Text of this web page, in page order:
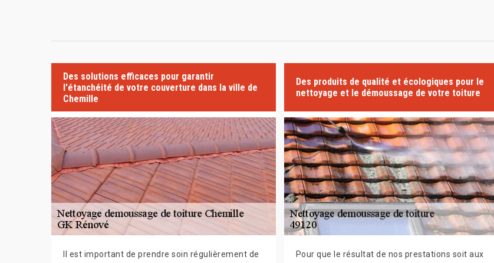
Des solutions efficaces pour garantir
l'étanchéité de votre couverture dans la ville de
Chemille
Il est important de prendre soin régulièrement de
Des produits de qualité et écologiques pour le
nettoyage et le démoussage de votre toiture
Pour que le résultat de nos prestations soit aux